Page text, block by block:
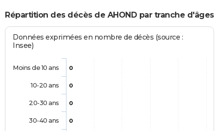
Répartition des décès de AHOND par tranche d'âges
Données exprimées en nombre de décès (source :
Insee)
0
0
0
0
Moins de 10 ans
10-20 ans
20-30 ans
30-40 ans